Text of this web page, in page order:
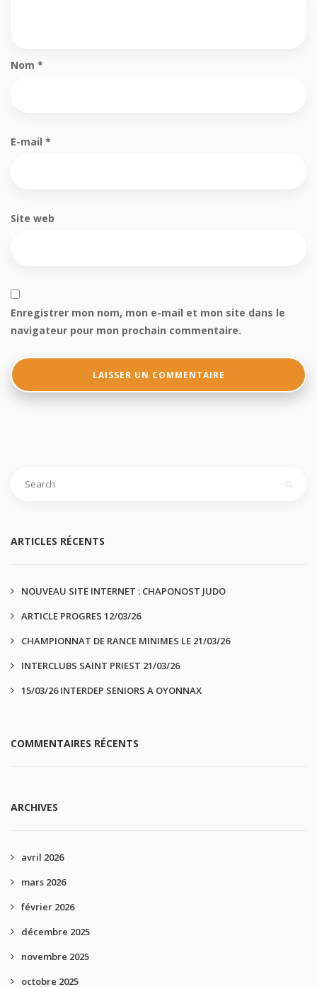
Nom *
E-mail *
Site web
Enregistrer mon nom, mon e-mail et mon site dans le
navigateur pour mon prochain commentaire.
ARTICLES RÉCENTS
NOUVEAU SITE INTERNET : CHAPONOST JUDO
ARTICLE PROGRES 12/03/26
CHAMPIONNAT DE RANCE MINIMES LE 21/03/26
INTERCLUBS SAINT PRIEST 21/03/26
15/03/26 INTERDEP SENIORS A OYONNAX
COMMENTAIRES RÉCENTS
ARCHIVES
avril 2026
mars 2026
février 2026
décembre 2025
novembre 2025
octobre 2025